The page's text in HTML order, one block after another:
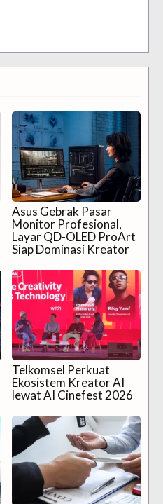
Asus Gebrak Pasar
Monitor Profesional,
Layar QD-OLED ProArt
Siap Dominasi Kreator
Telkomsel Perkuat
Ekosistem Kreator AI
lewat AI Cinefest 2026